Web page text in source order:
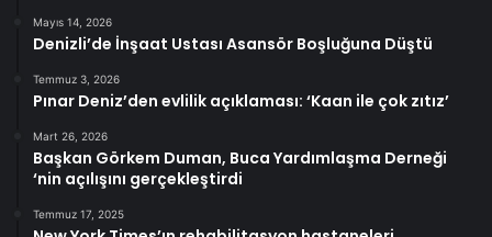
Mayıs 14, 2026
Denizli’de İnşaat Ustası Asansör Boşluğuna Düştü
Temmuz 3, 2026
Pınar Deniz’den evlilik açıklaması: ‘Kaan ile çok zıtız’
Mart 26, 2026
Başkan Görkem Duman, Buca Yardımlaşma Derneği
‘nin açılışını gerçekleştirdi
Temmuz 17, 2025